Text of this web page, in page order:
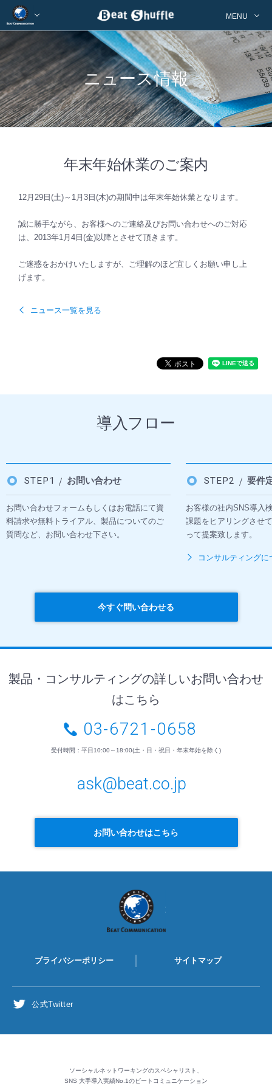
MENU
ニュース情報
年末年始休業のご案内
12月29日(土)～1月3日(木)の期間中は年末年始休業となります。
誠に勝手ながら、お客様へのご連絡及びお問い合わせへのご対応
は、2013年1月4日(金)以降とさせて頂きます。
ご迷惑をおかけいたしますが、ご理解のほど宜しくお願い申し上
げます。
ニュース一覧を見る
導入フロー
STEP1 お問い合わせ
お問い合わせフォームもしくはお電話にて資
料請求や無料トライアル、製品についてのご
質問など、お問い合わせ下さい。
STEP2 要件
お客様の社内SNS導入
課題をヒアリングさせ
って提案致します。
コンサルティングに
今すぐ問い合わせる
製品・コンサルティングの詳しいお問い合わせ
はこちら
03-6721-0658
受付時間：平日10:00～18:00(土・日・祝日・年末年始を除く)
ask@beat.co.jp
お問い合わせはこちら
BEAT
COMMUNICATION
プライバシーポリシー サイトマップ
公式Twitter
ソーシャルネットワーキングのスペシャリスト、
SNS 大手導入実績No.1のビートコミュニケーション